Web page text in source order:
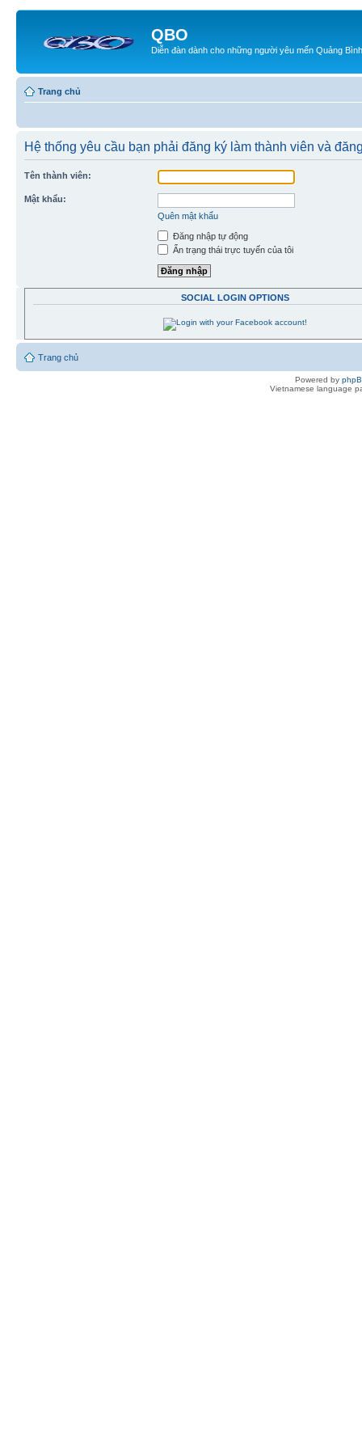
QBO
Diễn đàn dành cho những người yêu mến Quảng Bình
Trang chủ
Hệ thống yêu cầu bạn phải đăng ký làm thành viên và
Tên thành viên:
Mật khẩu:
Quên mật khẩu
Đăng nhập tự động
Ẩn trạng thái trực tuyến của tôi
SOCIAL LOGIN OPTIONS
Trang chủ
Powered by
Vietnamese language